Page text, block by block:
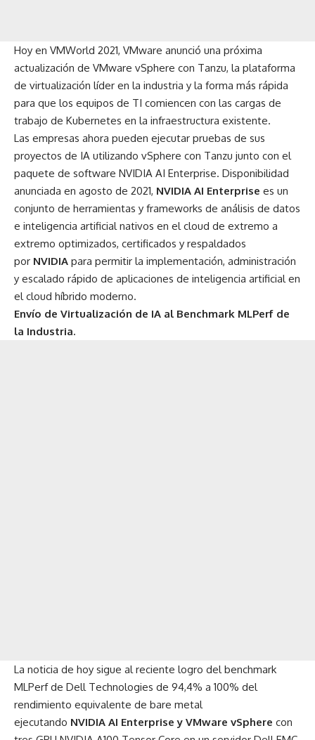
Hoy en VMWorld 2021, VMware anunció una próxima
actualización de VMware vSphere con Tanzu, la plataforma
de virtualización líder en la industria y la forma más rápida
para que los equipos de TI comiencen con las cargas de
trabajo de Kubernetes en la infraestructura existente.
Las empresas ahora pueden ejecutar pruebas de sus
proyectos de IA utilizando vSphere con Tanzu junto con el
paquete de software NVIDIA AI Enterprise. Disponibilidad
anunciada en agosto de 2021, NVIDIA AI Enterprise es un
conjunto de herramientas y frameworks de análisis de datos
e inteligencia artificial nativos en el cloud de extremo a
extremo optimizados, certificados y respaldados
por NVIDIA para permitir la implementación, administración
y escalado rápido de aplicaciones de inteligencia artificial en
el cloud híbrido moderno.
Envío de Virtualización de IA al Benchmark MLPerf de
la Industria.
La noticia de hoy sigue al reciente logro del benchmark
MLPerfde Dell Technologies de 94,4% a 100% del
rendimiento equivalente de bare metal
ejecutando NVIDIA AI Enterprise y VMware vSphere con